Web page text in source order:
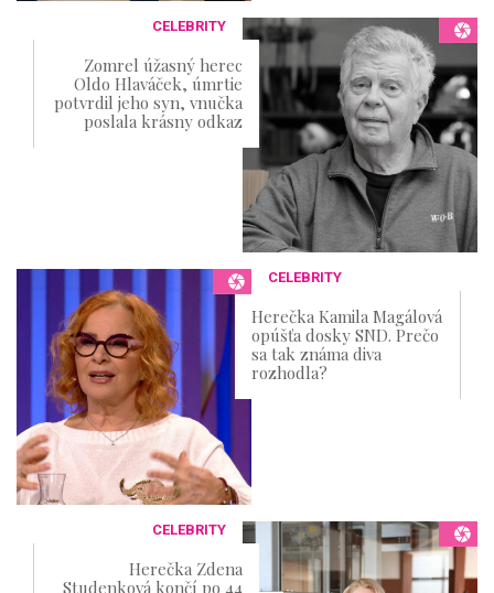
CELEBRITY
Zomrel úžasný herec
Oldo Hlaváček, úmrtie
potvrdil jeho syn, vnučka
poslala krásny odkaz
CELEBRITY
Herečka Kamila Magálová
opúšťa dosky SND. Prečo
sa tak známa diva
rozhodla?
CELEBRITY
Herečka Zdena
Studenková končí po 44